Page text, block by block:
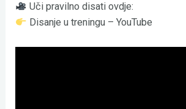
Uči pravilno disati ovdje:
Disanje u treningu – YouTube